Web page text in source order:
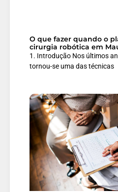
O que fazer quando o
cirurgia robótica em
1. Introdução Nos últimos
tornou-se uma das técnicas